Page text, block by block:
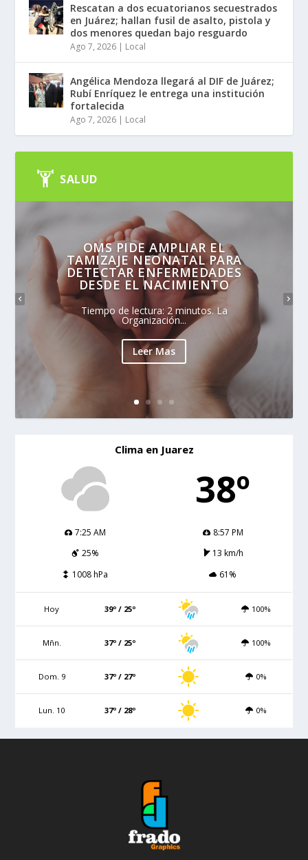
Rescatan a dos ecuatorianos secuestrados
en Juárez; hallan fusil de asalto, pistola y
dos menores quedan bajo resguardo
Ago 7, 2026 | Local
Angélica Mendoza llegará al DIF de Juárez;
Rubí Enríquez le entrega una institución
fortalecida
Ago 7, 2026 | Local
SALUD
OMS PIDE AMPLIAR EL
TAMIZAJE NEONATAL PARA
DETECTAR ENFERMEDADES
DESDE EL NACIMIENTO
Tiempo de lectura: 2 minutos. La
Organización...
Leer Mas
Clima en Juarez
38º
7:25 AM
8:57 PM
25%
13 km/h
1008 hPa
61%
Hoy 39º / 25º 100%
Mñn. 37º / 25º 100%
Dom. 9 37º / 27º 0%
Lun. 10 37º / 28º 0%